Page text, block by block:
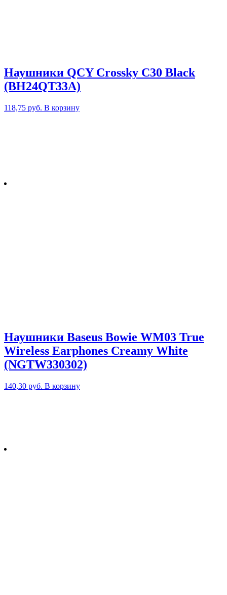
Наушники QCY Crossky C30 Black
(BH24QT33A)
118,75 руб. В корзину
Наушники Baseus Bowie WM03 True
Wireless Earphones Creamy White
(NGTW330302)
140,30 руб. В корзину